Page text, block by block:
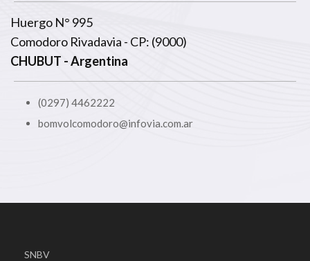
Huergo N° 995
Comodoro Rivadavia - CP: (9000)
CHUBUT - Argentina
(0297) 4462222
bomvolcomodoro@infovia.com.ar
SNBV